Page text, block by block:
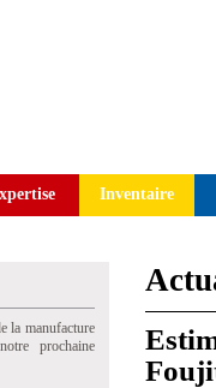
Inventaire
la manufacture
prochaine